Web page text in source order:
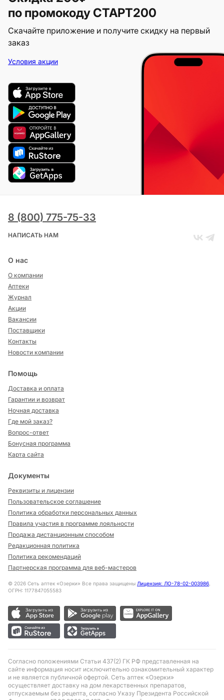
по промокоду СТАРТ200
Скачайте приложение и получите скидку на первый
заказ
Условия акции
8 (800) 775-75-33
НАПИСАТЬ НАМ
О нас
О компании
Аптеки
Журнал
Акции
Вакансии
Поставщики
Контакты
Новости компании
Помощь
Доставка и оплата
Гарантии и возврат
Ночная доставка
Где мой заказ?
Вопрос-ответ
Бонусная программа
Карта сайта
Документы
Реквизиты и лицензии
Пользовательское соглашение
Политика обработки персональных данных
Правила участия в программе лояльности
Продажа дистанционным способом
Редакционная политика
Политика рекомендаций
Партнерская программа для веб-мастеров
© 2026 Сеть аптек «Озерки» Все права защищены Лицензия: ЛО-78-02-003986,
ОГРН: 1177847055583
Согласно положениями Статьи 437(2) ГК РФ представленная на
сайте информация носит исключительно ознакомительный характер
и не является публичной офертой. Сеть аптек «Озерки»
осуществляет доставку на дом лекарственных препаратов,
отпускаемым без рецепта, согласно Указу Президента Российской